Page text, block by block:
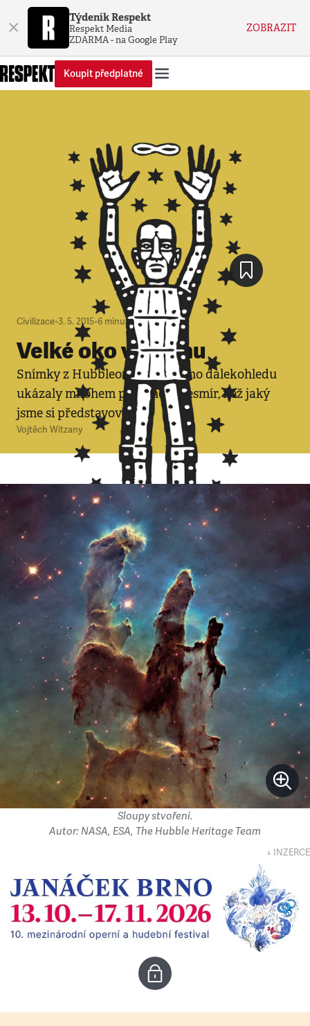
× Týdeník Respekt
Respekt Media
ZDARMA - na Google Play
ZOBRAZIT
Koupit předplatné
Civilizace•3. 5. 2015•6 minut
Velké oko v kosmu
Snímky z Hubbleova orbitálního dalekohledu
ukázaly mnohem podivnější vesmír, než jaký
jsme si představovali
Vojtěch Witzany
Sloupy stvoření.
Autor: NASA, ESA, The Hubble Heritage Team
↓ INZERCE